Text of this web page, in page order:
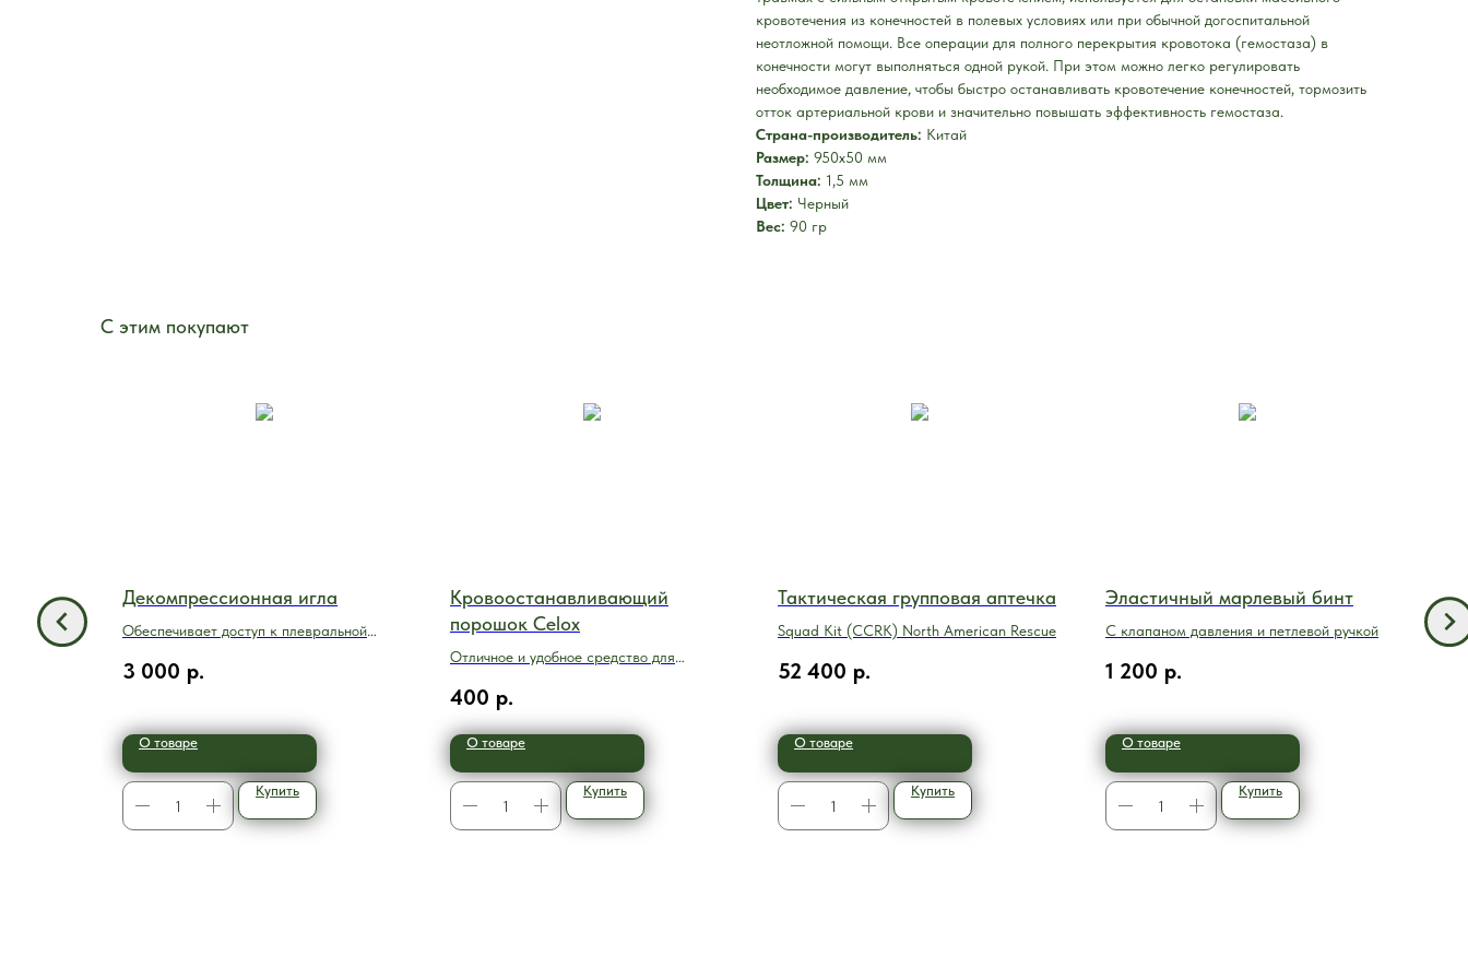
кровотечения из конечностей в полевых условиях или при обычной догоспитальной
неотложной помощи. Все операции для полного перекрытия кровотока (гемостаза) в
конечности могут выполняться одной рукой. При этом можно легко регулировать
необходимое давление, чтобы быстро останавливать кровотечение конечностей, тормозить
отток артериальной крови и значительно повышать эффективность гемостаза.
Страна-производитель: Китай
Размер: 950x50 мм
Толщина: 1,5 мм
Цвет: Черный
Вес: 90 гр
С этим покупают
Litter
Декомпрессионная игла
Обеспечивает доступ к плевральной
3 000 р.
О товаре
Купить
Кровоостанавливающий
порошок Celox
Отличное и удобное средство для
400 р.
О товаре
Купить
Тактическая групповая аптечка
Squad Kit (CCRK) North American Rescue
52 400 р.
О товаре
Купить
Эластичный марлевый бинт
С клапаном давления и петлевой ручкой
1 200 р.
О товаре
Купить